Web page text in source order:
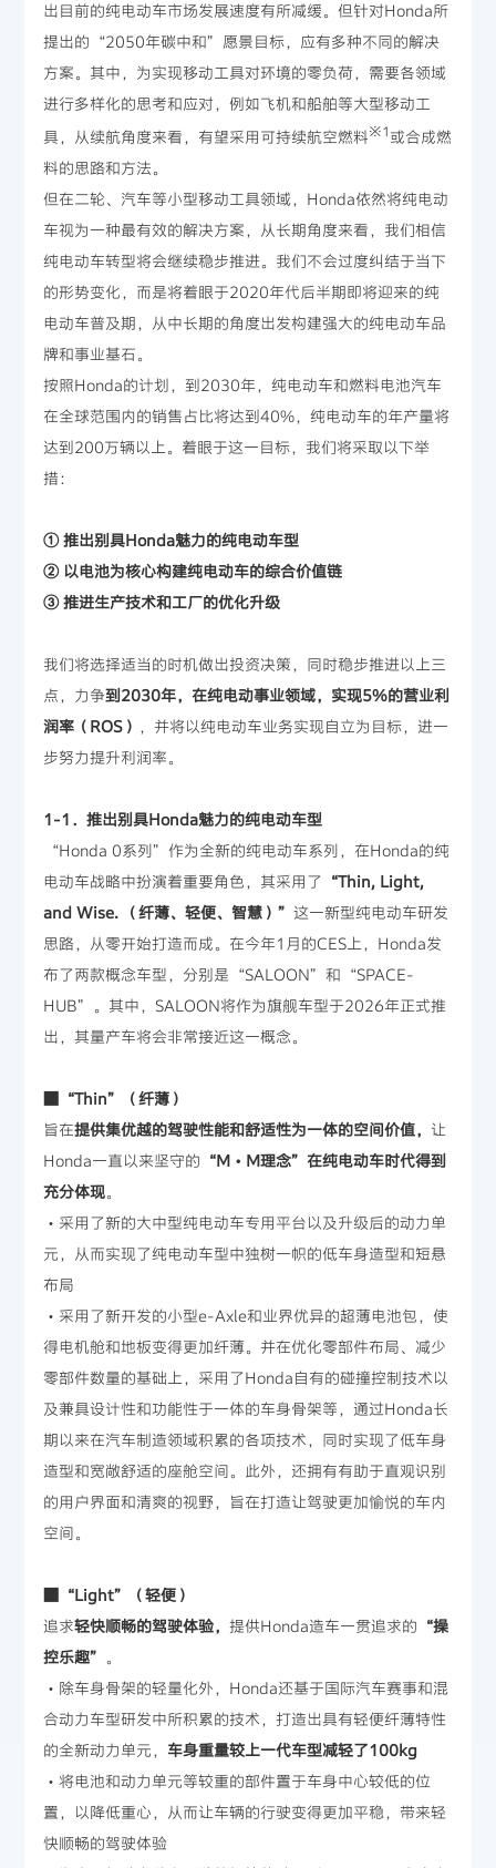
出目前的纯电动车市场发展速度有所减缓。但针对Honda所
提出的“2050年碳中和”愿景目标，应有多种不同的解决
方案。其中，为实现移动工具对环境的零负荷，需要各领域
进行多样化的思考和应对，例如飞机和船舶等大型移动工
具，从续航角度来看，有望采用可持续航空燃料※1 或合成燃
料的思路和方法。
但在二轮、汽车等小型移动工具领域，Honda依然将纯电动
车视为一种最有效的解决方案，从长期角度来看，我们相信
纯电动车转型将会继续稳步推进。我们不会过度纠结于当下
的形势变化，而是将着眼于2020年代后半期即将迎来的纯
电动车普及期，从中长期的角度出发构建强大的纯电动车品
牌和事业基石。
按照Honda的计划，到2030年，纯电动车和燃料电池汽车
在全球范围内的销售占比将达到40%，纯电动车的年产量将
达到200万辆以上。着眼于这一目标，我们将采取以下举
措：
① 推出别具Honda魅力的纯电动车型
② 以电池为核心构建纯电动车的综合价值链
③ 推进生产技术和工厂的优化升级
我们将选择适当的时机做出投资决策，同时稳步推进以上三
点，力争到2030年，在纯电动事业领域，实现5%的营业利
润率（ROS） ，并将以纯电动车业务实现自立为目标，进一
步努力提升利润率。
1-1．推出别具Honda魅力的纯电动车型
“Honda 0系列”作为全新的纯电动车系列，在Honda的纯
电动车战略中扮演着重要角色，其采用了 “Thin, Light,
and Wise. （纤薄、轻便、智慧）”这一新型纯电动车研发
思路，从零开始打造而成。在今年1月的CES上，Honda发
布了两款概念车型，分别是“SALOON”和“SPACE-
HUB”。其中，SALOON将作为旗舰车型于2026年正式推
出，其量产车将会非常接近这一概念。
■“Thin”（纤薄）
旨在提供集优越的驾驶性能和舒适性为一体的空间价值，让
Honda一直以来坚守的 “M・M理念”在纯电动车时代得到
充分体现。
・采用了新的大中型纯电动车专用平台以及升级后的动力单
元，从而实现了纯电动车型中独树一帜的低车身造型和短悬
布局
・采用了新开发的小型e-Axle和业界优异的超薄电池包，使
得电机舱和地板变得更加纤薄。并在优化零部件布局、减少
零部件数量的基础上，采用了Honda自有的碰撞控制技术以
及兼具设计性和功能性于一体的车身骨架等，通过Honda长
期以来在汽车制造领域积累的各项技术，同时实现了低车身
造型和宽敞舒适的座舱空间。此外，还拥有有助于直观识别
的用户界面和清爽的视野，旨在打造让驾驶更加愉悦的车内
空间。
■“Light”（轻便）
追求轻快顺畅的驾驶体验，提供Honda造车一贯追求的 “操
控乐趣” 。
・除车身骨架的轻量化外，Honda还基于国际汽车赛事和混
合动力车型研发中所积累的技术，打造出具有轻便纤薄特性
的全新动力单元， 车身重量较上一代车型减轻了100kg
・将电池和动力单元等较重的部件置于车身中心较低的位
置，以降低重心，从而让车辆的行驶变得更加平稳，带来轻
快顺畅的驾驶体验